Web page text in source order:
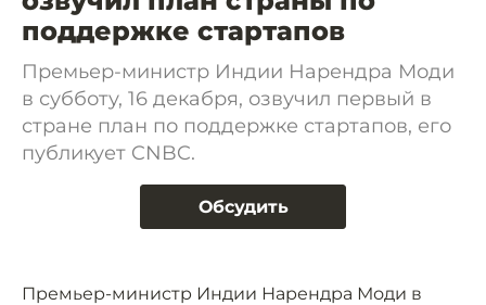
поддержке стартапов
Премьер-министр Индии Нарендра Моди
в субботу, 16 декабря, озвучил первый в
стране план по поддержке стартапов, его
публикует CNBC.
Обсудить
Премьер-министр Индии Нарендра Моди в